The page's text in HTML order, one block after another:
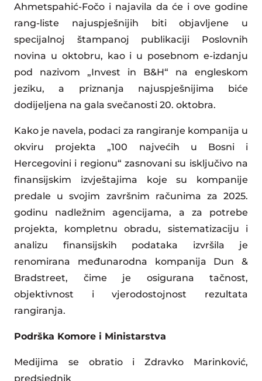
Ahmetspahić-Fočo i najavila da će i ove godine
rang-liste najuspješnijih biti objavljene u
specijalnoj štampanoj publikaciji Poslovnih
novina u oktobru, kao i u posebnom e-izdanju
pod nazivom „Invest in B&H“ na engleskom
jeziku, a priznanja najuspješnijima biće
dodijeljena na gala svečanosti 20. oktobra.
Kako je navela, podaci za rangiranje kompanija u
okviru projekta „100 najvećih u Bosni i
Hercegovini i regionu“ zasnovani su isključivo na
finansijskim izvještajima koje su kompanije
predale u svojim završnim računima za 2025.
godinu nadležnim agencijama, a za potrebe
projekta, kompletnu obradu, sistematizaciju i
analizu finansijskih podataka izvršila je
renomirana međunarodna kompanija Dun &
Bradstreet, čime je osigurana tačnost,
objektivnost i vjerodostojnost rezultata
rangiranja.
Podrška Komore i Ministarstva
Medijima se obratio i Zdravko Marinković,
predsjednik